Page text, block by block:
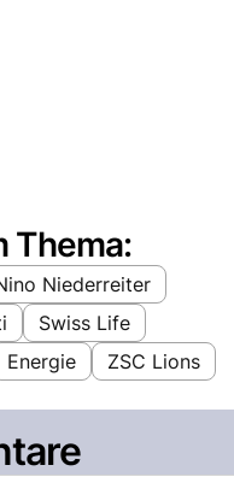
Thema:
Niederreiter
Swiss Life
Energie ZSC Lions